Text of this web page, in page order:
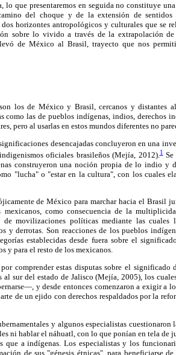
lo que presentaremos en seguida no constituye
del choque y de la extensión de
horizontes antropológicos y culturales que se
sobre lo vivido a través de la extrapolación
de México al Brasil, trayecto que nos
los de México y Brasil, cercanos y distantes
como las de pueblos indígenas, indios, derechos
pero al usarlas en estos mundos diferentes no
desencajadas concluyeron en una
oficiales brasileños (Mejía, 2012).1Se
construyeron una noción propia de lo indio y
"lucha" o "estar en la cultura", con los cuales
de México para marchar hacia el Brasil
mexicanos, como consecuencia de la
movilizaciones políticas mediante las cuales
y derrotas. Son reacciones de los pueblos
establecidas desde fuera sobre el
y para el resto de los mexicanos.
comprender estas disputas sobre el
al sur del estado de Jalisco (Mejía, 2005), los
y desde entonces comenzaron a exigir a
de un ejido con derechos respaldados por la
y algunos especialistas cuestionaron
ni hablar el náhuatl, con lo que ponían en tela
que a indígenas. Los especialistas y los
de sus "génesis étnicas", para beneficiarse